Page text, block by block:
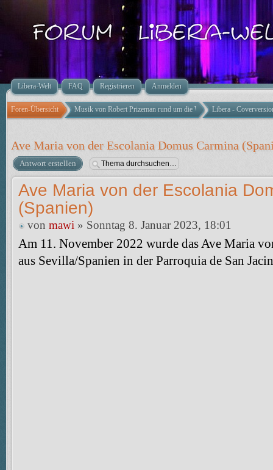
Libera-Welt FAQ Registrieren Anmelden
Foren-Übersicht Musik von Robert Prizeman rund um die Welt Libera -
Ave Maria von der Escolania Domus Carmina
Antwort erstellen
Ave Maria von der Escolania
(Spanien)
von mawi » Sonntag 8. Januar 2023, 18:01
Am 11. November 2022 wurde das Ave Maria
aus Sevilla/Spanien in der Parroquia de San